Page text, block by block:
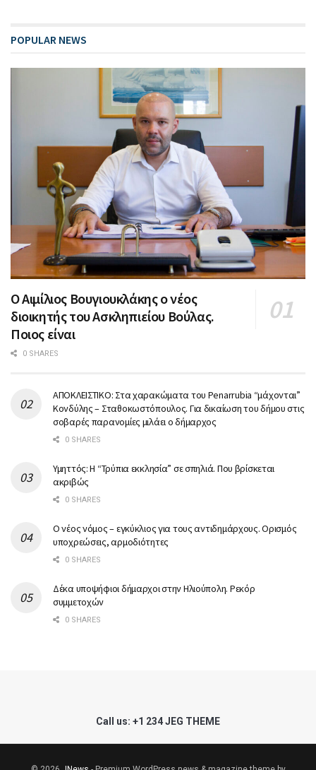
POPULAR NEWS
Ο Αιμίλιος Βουγιουκλάκης ο νέος
διοικητής του Ασκληπιείου Βούλας.
Ποιος είναι
0 SHARES
ΑΠΟΚΛΕΙΣΤΙΚΟ: Στα χαρακώματα του Penarrubia “μάχονται”
Κονδύλης – Σταθοκωστόπουλος. Για δικαίωση του δήμου στις
σοβαρές παρανομίες μιλάει ο δήμαρχος
0 SHARES
Υμηττός: Η “Τρύπια εκκλησία” σε σπηλιά. Που βρίσκεται
ακριβώς
0 SHARES
Ο νέος νόμος – εγκύκλιος για τους αντιδημάρχους. Ορισμός
υποχρεώσεις, αρμοδιότητες
0 SHARES
Δέκα υποψήφιοι δήμαρχοι στην Ηλιούπολη. Ρεκόρ
συμμετοχών
0 SHARES
Call us: +1 234 JEG THEME